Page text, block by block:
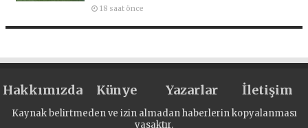
18 saat önce
Hakkımızda Künye Yazarlar İletişim
Kaynak belirtmeden ve izin almadan haberlerin kopyalanması
yasaktır.